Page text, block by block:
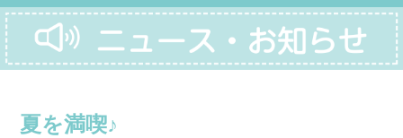
夏を満喫♪